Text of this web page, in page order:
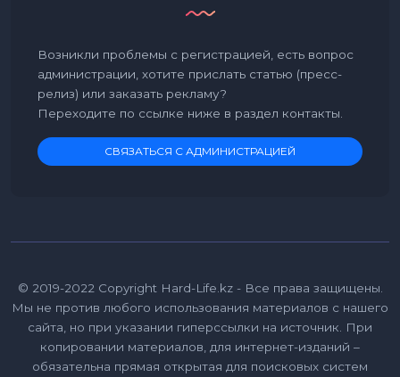
Возникли проблемы с регистрацией, есть вопрос
администрации, хотите прислать статью (пресс-
релиз) или заказать рекламу?
Переходите по ссылке ниже в раздел контакты.
СВЯЗАТЬСЯ С АДМИНИСТРАЦИЕЙ
© 2019-2022 Copyright Hard-Life.kz - Все права защищены.
Мы не против любого использования материалов с нашего
сайта, но при указании гиперссылки на источник. При
копировании материалов, для интернет-изданий –
обязательна прямая открытая для поисковых систем